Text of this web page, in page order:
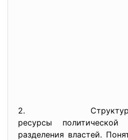
2.
ресурсы политической
разделения властей.